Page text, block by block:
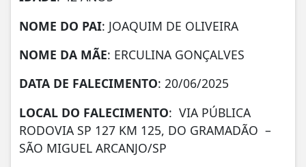
NOME DO PAI: JOAQUIM DE OLIVEIRA
NOME DA MÃE: ERCULINA GONÇALVES
DATA DE FALECIMENTO: 20/06/2025
LOCAL DO FALECIMENTO: VIA PÚBLICA
RODOVIA SP 127 KM 125, DO GRAMADÃO –
SÃO MIGUEL ARCANJO/SP